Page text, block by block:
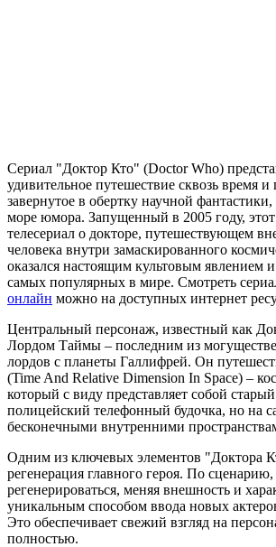
Сериал "Доктор Кто" (Doctor Who)
удивительное путешествие сквозь время и
завернутое в обертку научной
море юмора. Запущенный в 2005 году,
телесериал о докторе, путешествующем
человека внутри замаскированного
оказался настоящим культовым явлением
самых популярных в мире. Смотреть
онлайн можно на доступных интернет
Центральный персонаж, известный как
Лордом Таймы – последним из
лордов с планеты Галлифрей. Он
(Time And Relative Dimension In Space) –
который с виду представляет собой
полицейский телефонный будочка, но на
бесконечными внутренними
Одним из ключевых элементов "Доктора
регенерация главного героя. По
регенерироваться, меняя внешность и
уникальным способом ввода новых
Это обеспечивает свежий взгляд на
полностью.